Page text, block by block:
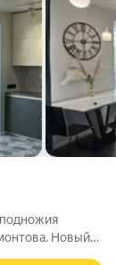
подножия
Новый